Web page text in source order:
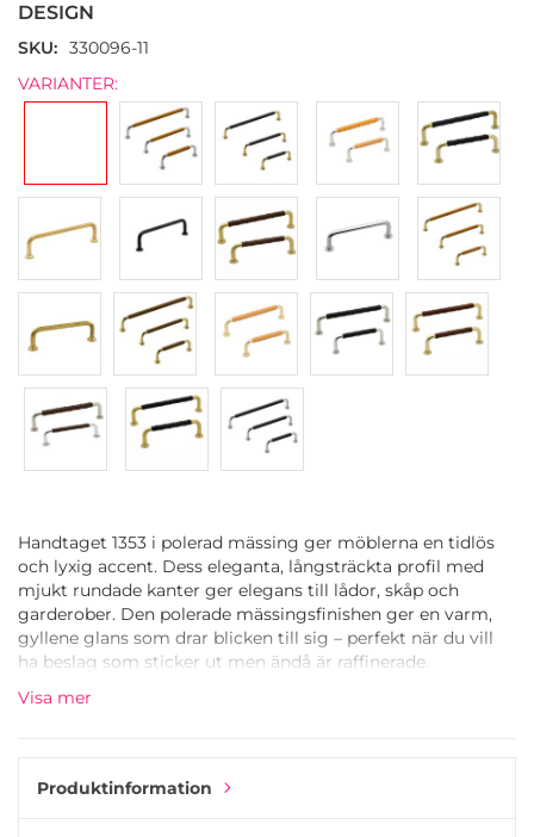
bildgalleriet
DESIGN
SKU
330096-11
VARIANTER:
Handtaget 1353 i polerad mässing ger möblerna en tidlös
och lyxig accent. Dess eleganta, långsträckta profil med
mjukt rundade kanter ger elegans till lådor, skåp och
garderober. Den polerade mässingsfinishen ger en varm,
gyllene glans som drar blicken till sig – perfekt när du vill
ha beslag som sticker ut men ändå är raffinerade.
Detta handtag är tillverkat av massiv mässing och
säkerställer att ytan inte patineras, vilket bevarar det
Visa mer
Produktinformation